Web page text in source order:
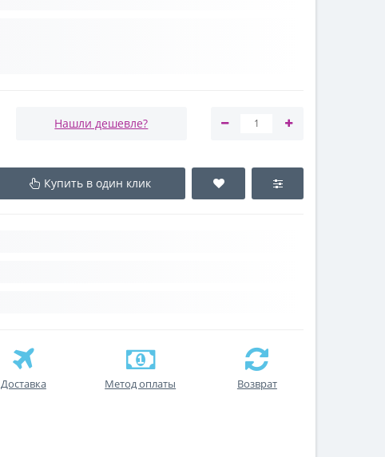
Нашли дешевле?
Купить в один клик
Доставка Метод оплаты Возврат